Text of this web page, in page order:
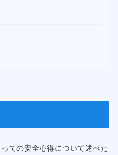
ての安全心得について述べた